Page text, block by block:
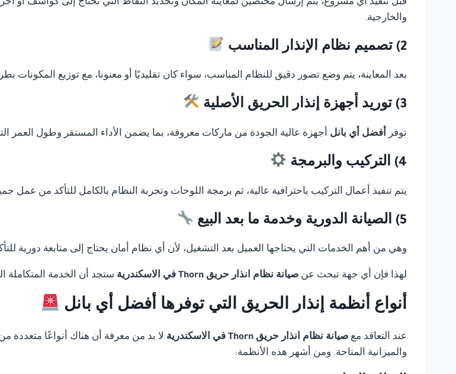
قبل تنفيذ أي مشروع، يتم إرسال مختصين لمعاينة المكان وتحديد النقاط التي تحتاج إلى كواشف أو
والخارجية.
2) تصميم نظام الإنذار المناسب
بعد المعاينة، يتم وضع تصور دقيق للنظام المناسب، سواء كان تقليديًا أو معنونا، مع توزيع
3) توريد أجهزة إنذار الحريق الأصلية
توفر أفضل أي بانل أجهزة عالية الجودة من ماركات معروفة، بما يضمن الأداء المستقر وطول العمر
4) التركيب والبرمجة
يتم تنفيذ أعمال التركيب باحترافية عالية، ثم برمجة اللوحات وتجربة النظام بالكامل للتأكد من عمل
5) الصيانة الدورية وخدمة ما بعد البيع
وهي من أهم الخدمات التي يحتاجها العميل بعد التشغيل، لأن أي نظام أمان يحتاج إلى متابعة دورية
لهذا فإن أي جهة تبحث عن صيانة نظام انذار حريق Thorn في الاسكندرية ستجد أن الخدمة المتكاملة
أنواع أنظمة إنذار الحريق التي توفرها أفضل أي بانل
عند التعاقد مع صيانة نظام انذار حريق Thorn في الاسكندرية
لا بد من معرفة أن هناك أنواعًا متعددة
والميزانية المتاحة. ومن أشهر هذه الأنظمة: